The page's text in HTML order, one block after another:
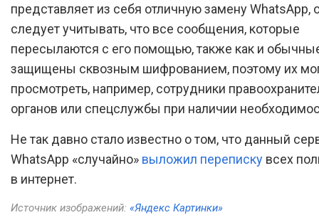
представляет из себя отличную замену WhatsApp,
следует учитывать, что все сообщения, которые
пересылаются с его помощью, также как и
защищены сквозным шифрованием, поэтому их
просмотреть, например, сотрудники
органов или спецслужбы при наличии
Не так давно стало известно о том, что данный
WhatsApp «случайно» выложил переписку всех
в интернет.
Источник изображений: «Яндекс Картинки»